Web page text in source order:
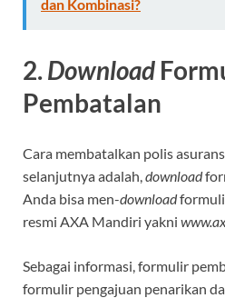
dan Kombinasi?
2.Download
Pembatalan
Cara membatalkan polis
selanjutnya adalah,download
Anda bisa men-download
resmi AXA Mandiri yakni
Sebagai informasi, formulir
formulir pengajuan penarikan